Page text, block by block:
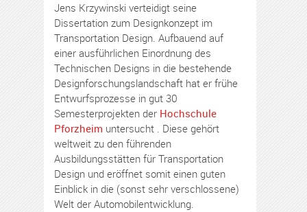
Jens Krzywinski verteidigt seine
Dissertation zum Designkonzept im
Transportation Design. Aufbauend auf
einer ausführlichen Einordnung des
Technischen Designs in die bestehende
Designforschungslandschaft hat er frühe
Entwurfsprozesse in gut 30
Semesterprojekten der Hochschule
Pforzheim untersucht . Diese gehört
weltweit zu den führenden
Ausbildungsstätten für Transportation
Design und eröffnet somit einen guten
Einblick in die (sonst sehr verschlossene)
Welt der Automobilentwicklung.